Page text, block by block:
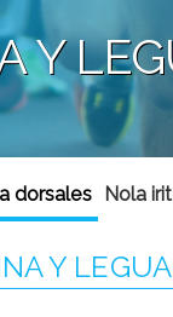
Y
dorsales Nola
Y